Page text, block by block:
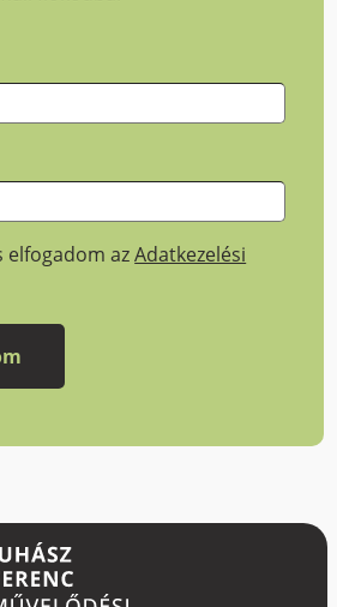
elfogadom azAdatkezelési